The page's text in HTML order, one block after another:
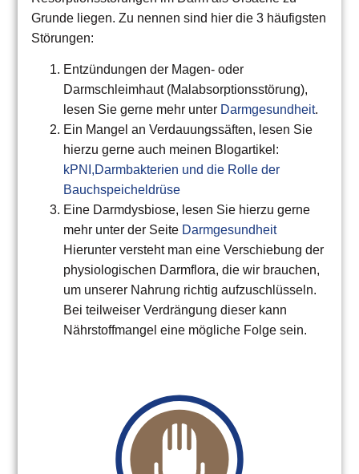
Grunde liegen. Zu nennen sind hier die 3 häufigsten
Störungen:
Entzündungen der Magen- oder
Darmschleimhaut (Malabsorptionsstörung),
lesen Sie gerne mehr unter Darmgesundheit.
Ein Mangel an Verdauungssäften, lesen Sie
hierzu gerne auch meinen Blogartikel:
kPNI,Darmbakterien und die Rolle der
Bauchspeicheldrüse
Eine Darmdysbiose, lesen Sie hierzu gerne
mehr unter der Seite Darmgesundheit
Hierunter versteht man eine Verschiebung der
physiologischen Darmflora, die wir brauchen,
um unserer Nahrung richtig aufzuschlüsseln.
Bei teilweiser Verdrängung dieser kann
Nährstoffmangel eine mögliche Folge sein.